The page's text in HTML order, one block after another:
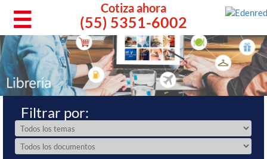
Cotiza ahora
(55) 5351-6002
☰
Filtrar por: